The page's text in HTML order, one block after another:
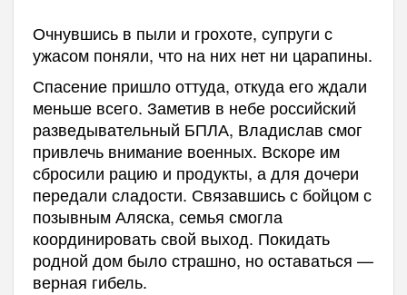
Очнувшись в пыли и грохоте, супруги с
ужасом поняли, что на них нет ни царапины.
Спасение пришло оттуда, откуда его ждали
меньше всего. Заметив в небе российский
разведывательный БПЛА, Владислав смог
привлечь внимание военных. Вскоре им
сбросили рацию и продукты, а для дочери
передали сладости. Связавшись с бойцом с
позывным Аляска, семья смогла
координировать свой выход. Покидать
родной дом было страшно, но оставаться —
верная гибель.